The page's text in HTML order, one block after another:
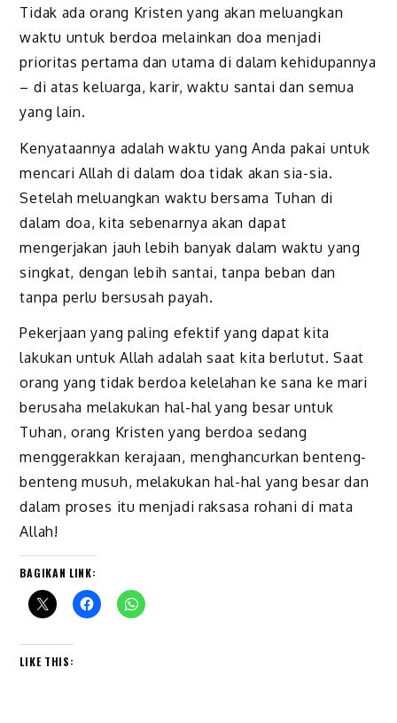
Tidak ada orang Kristen yang akan meluangkan
waktu untuk berdoa melainkan doa menjadi
prioritas pertama dan utama di dalam kehidupannya
– di atas keluarga, karir, waktu santai dan semua
yang lain.
Kenyataannya adalah waktu yang Anda pakai untuk
mencari Allah di dalam doa tidak akan sia-sia.
Setelah meluangkan waktu bersama Tuhan di
dalam doa, kita sebenarnya akan dapat
mengerjakan jauh lebih banyak dalam waktu yang
singkat, dengan lebih santai, tanpa beban dan
tanpa perlu bersusah payah.
Pekerjaan yang paling efektif yang dapat kita
lakukan untuk Allah adalah saat kita berlutut. Saat
orang yang tidak berdoa kelelahan ke sana ke mari
berusaha melakukan hal-hal yang besar untuk
Tuhan, orang Kristen yang berdoa sedang
menggerakkan kerajaan, menghancurkan benteng-
benteng musuh, melakukan hal-hal yang besar dan
dalam proses itu menjadi raksasa rohani di mata
Allah!
BAGIKAN LINK:
LIKE THIS: